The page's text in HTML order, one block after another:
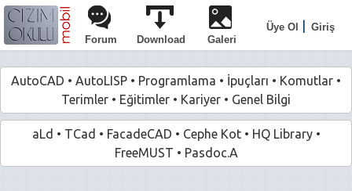
Üye Ol
Giriş
Forum
Download Galeri
AutoCAD • AutoLISP • Programlama • İpuçları • Komutlar •
Terimler • Eğitimler • Kariyer • Genel Bilgi
aLd • TCad • FacadeCAD • Cephe Kot• HQ Library•
FreeMUST • Pasdoc.A